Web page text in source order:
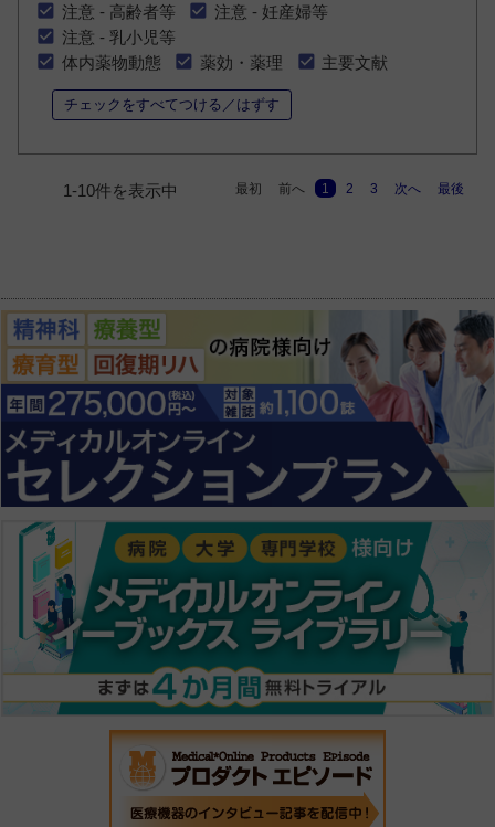
注意 - 高齢者等
注意 - 妊産婦等
注意 - 乳小児等
体内薬物動態
薬効・薬理 主要文献
チェックをすべてつける／はずす
1-10件を表示中 最初 前へ 1 2 3 次へ 最後